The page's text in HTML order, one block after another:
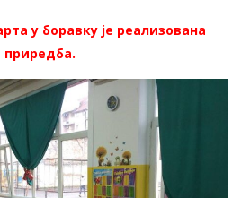
у боравку је реализована
приредба.